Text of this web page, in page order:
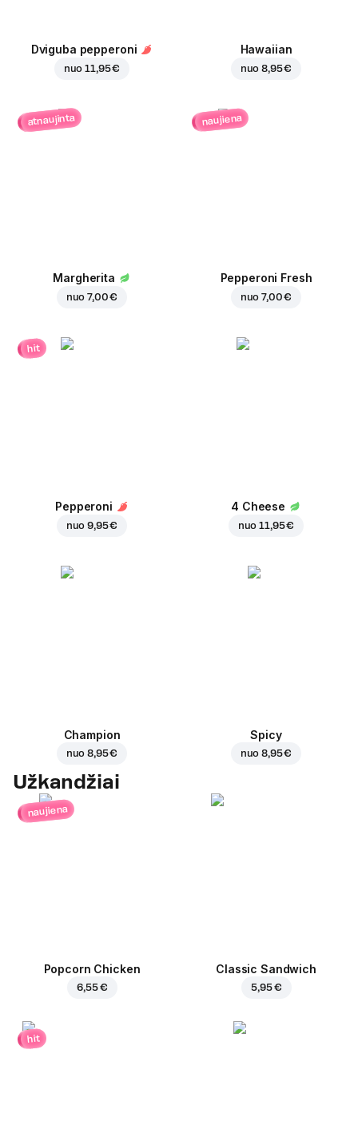
Dviguba pepperoni
nuo11,95 €
Hawaiian
nuo8,95 €
atnaujinta
Margherita
nuo7,00 €
naujiena
Pepperoni Fresh
nuo7,00 €
hit
Pepperoni
nuo9,95 €
4 Cheese
nuo11,95 €
Champion
nuo8,95 €
Spicy
nuo8,95 €
Užkandžiai
naujiena
Popcorn Chicken
6,55 €
Classic Sandwich
5,95 €
hit